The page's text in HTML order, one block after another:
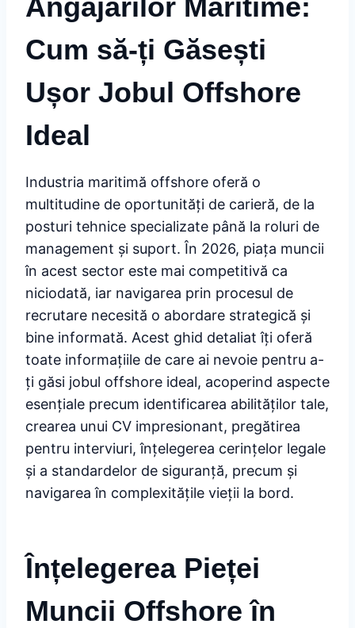
Angajărilor Maritime:
Cum să-ți Găsești
Ușor Jobul Offshore
Ideal
Industria maritimă offshore oferă o
multitudine de oportunități de carieră, de la
posturi tehnice specializate până la roluri de
management și suport. În 2026, piața muncii
în acest sector este mai competitivă ca
niciodată, iar navigarea prin procesul de
recrutare necesită o abordare strategică și
bine informată. Acest ghid detaliat îți oferă
toate informațiile de care ai nevoie pentru a-
ți găsi jobul offshore ideal, acoperind aspecte
esențiale precum identificarea abilităților tale,
crearea unui CV impresionant, pregătirea
pentru interviuri, înțelegerea cerințelor legale
și a standardelor de siguranță, precum și
navigarea în complexitățile vieții la bord.
Înțelegerea Pieței
Muncii Offshore în